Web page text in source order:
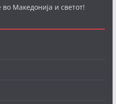
Македонија и светот!